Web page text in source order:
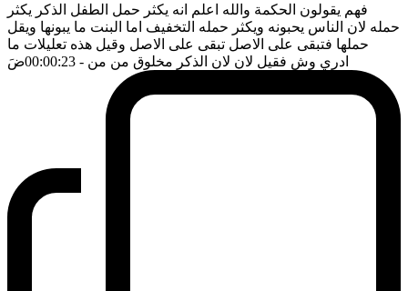
فهم يقولون الحكمة والله اعلم انه يكثر حمل الطفل الذكر يكثر
حمله لان الناس يحبونه ويكثر حمله التخفيف اما البنت ما يبونها ويقل
حملها فتبقى على الاصل تبقى على الاصل وقيل هذه تعليلات ما
ادري وش فقيل لان لان الذكر مخلوق من من - 00:00:23 ضَ